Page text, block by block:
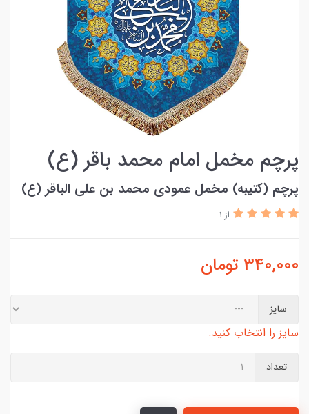
پرچم مخمل امام محمد باقر (ع)
پرچم (کتیبه) مخمل عمودی محمد بن علی الباقر (ع)
از 1
340,000 تومان
سایز
سایز را انتخاب کنید.
تعداد